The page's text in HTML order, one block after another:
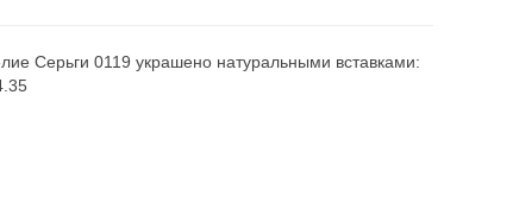
Серьги 0119 украшено натуральными вставками: